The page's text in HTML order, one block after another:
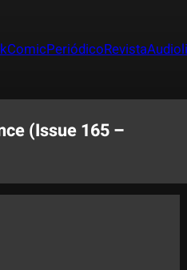
ComicPeriódicoRevista
(Issue 165 –